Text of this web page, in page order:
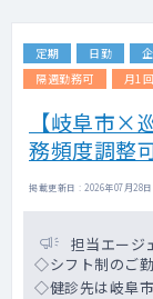
定期 日勤
隔週勤務可
月1
【岐阜市×
務頻度調整
掲載更新日 : 2026年07月28
担当エージ
◇シフト制のご
◇健診先は岐阜